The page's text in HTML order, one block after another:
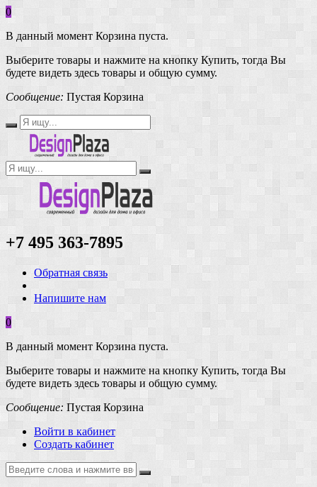
0
В данный момент Корзина пуста.
Выберите товары и нажмите на кнопку Купить, тогда Вы
будете видеть здесь товары и общую сумму.
Сообщение: Пустая Корзина
+7 495 363-7895
Обратная связь
Напишите нам
0
В данный момент Корзина пуста.
Выберите товары и нажмите на кнопку Купить, тогда Вы
будете видеть здесь товары и общую сумму.
Сообщение: Пустая Корзина
Войти в кабинет
Создать кабинет